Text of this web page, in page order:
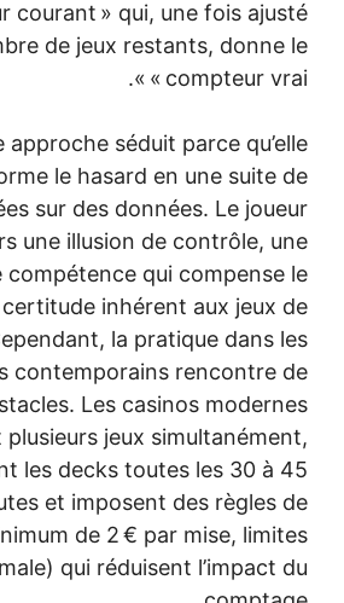
un « compteur courant » qui,
au nombre de jeux
Cette approche séduit
transforme le hasard en
décisions basées sur des
ressent alors une illusion de
forme de compétence qui
manque de certitude
casino. Cependant, la
établissements contemporains
nombreux obstacles. Les
utilisent plusieurs jeux
mélangent les decks
minutes et imposent
pénétration (minimum de 2 € par
de mise maximale) qui